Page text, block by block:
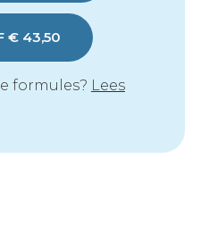
€ 43,50
formules? Lees